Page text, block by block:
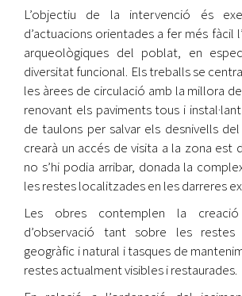
L’objectiu de la intervenció és
d’actuacions orientades a fer més fàcil
arqueològiques del poblat, en
diversitat funcional. Els treballs se
les àrees de circulació amb la millora
renovant els paviments tous i
de taulons per salvar els desnivells
crearà un accés de visita a la zona est
no s’hi podia arribar, donada la
les restes localitzades en les darreres
Les obres contemplen la
d’observació tant sobre les
geogràfic i natural i tasques de
restes actualment visibles i restaurades.